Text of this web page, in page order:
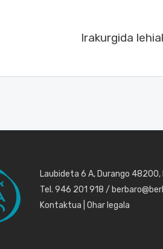
Irakurgida
Laubideta 6 A, Durango 48200,
Tel. 946 201 918 /
Kontaktua Ohar legala